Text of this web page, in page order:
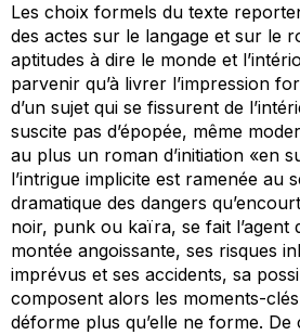
Les choix formels du texte
des actes sur le langage et sur le
aptitudes à dire le monde et
parvenir qu’à livrer l’impression
d’un sujet qui se fissurent de
suscite pas d’épopée, même
au plus un roman d’initiation «en
l’intrigue implicite est ramenée au
dramatique des dangers
noir, punk ou kaïra, se fait l’agent
montée angoissante, ses risques
imprévus et ses accidents, sa
composent alors les moments-
déforme plus qu’elle ne forme. De